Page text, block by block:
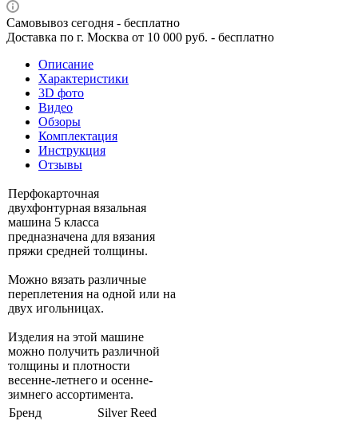
Самовывоз сегодня - бесплатно
Доставка по г. Москва от 10 000 руб. - бесплатно
Описание
Характеристики
3D фото
Видео
Обзоры
Комплектация
Инструкция
Отзывы
Перфокарточная
двухфонтурная вязальная
машина 5 класса
предназначена для вязания
пряжи средней толщины.
Можно вязать различные
переплетения на одной или на
двух игольницах.
Изделия на этой машине
можно получить различной
толщины и плотности
весенне-летнего и осенне-
зимнего ассортимента.
Бренд
Silver Reed